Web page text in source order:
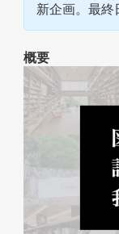
新企画。最終
概要